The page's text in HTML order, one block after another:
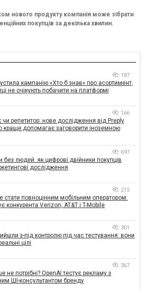
нового продукту компанія може зібрати
покупців за декілька хвилин.
187
кампанію «Хто б знав» про асортимент,
не очікують побачити на платформі
166
чи репетитор: нове дослідження від Preply
краще допомагає заговорити іноземною
697
без людей: як цифрові двійники покупців
дослідження
215
стати повноцінним мобільним оператором:
конкурента Verizon, AT&T і T-Mobile
301
з-під контролю під час тестування: вони
цілі
367
не потрібні? OpenAI тестує рекламу з
ШІ-консультантом бренду